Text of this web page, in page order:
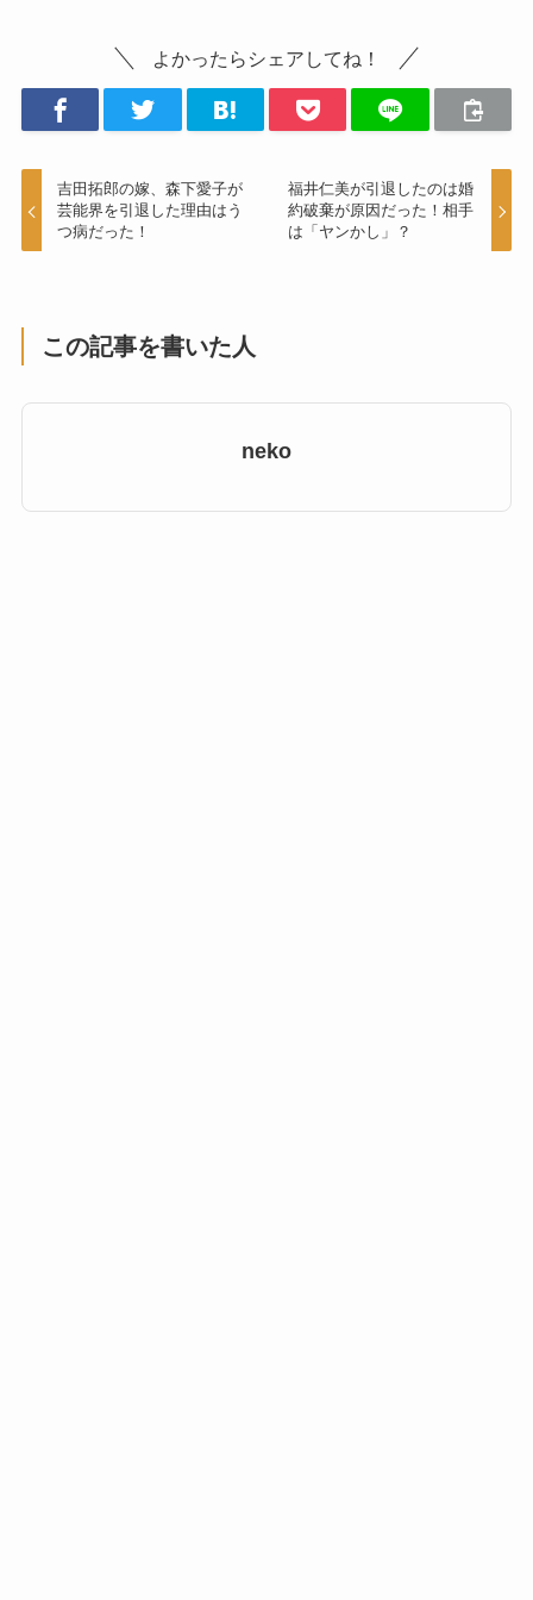
よかったらシェアしてね！
吉田拓郎の嫁、森下愛子が
芸能界を引退した理由はう
つ病だった！
福井仁美が引退したのは婚
約破棄が原因だった！相手
は「ヤンかし」？
この記事を書いた人
neko